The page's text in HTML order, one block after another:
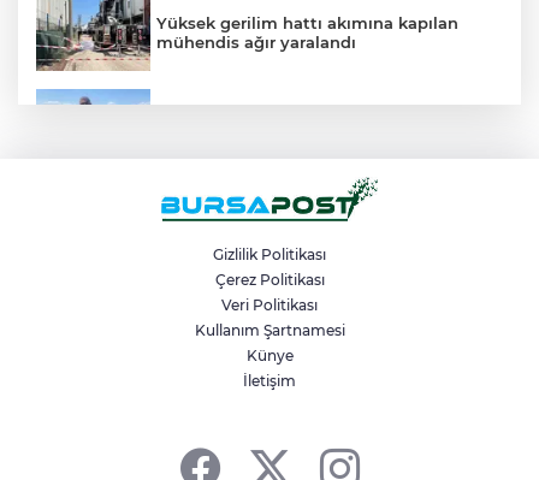
Yüksek gerilim hattı akımına kapılan
mühendis ağır yaralandı
Hatalı sollama yapan hafriyat kamyonu
Kestel Belediyesi ile Bursa Uludağ
Üniversitesi arasında ‘İşletmede Mesleki
Eğitim’ Protokolü imzalandı
Gizlilik Politikası
Çerez Politikası
Veri Politikası
Kullanım Şartnamesi
Künye
İletişim